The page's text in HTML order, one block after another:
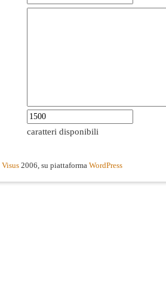
caratteri disponibili
Visus 2006, su piattaforma WordPress